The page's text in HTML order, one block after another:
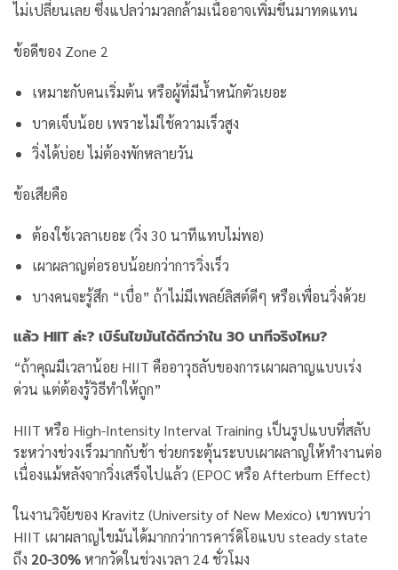
ไม่เปลี่ยนเลย ซึ่งแปลว่ามวลกล้ามเนื้ออาจเพิ่มขึ้นมาทดแทน
ข้อดีของ Zone 2
เหมาะกับคนเริ่มต้น หรือผู้ที่มีน้ำหนักตัวเยอะ
บาดเจ็บน้อย เพราะไม่ใช้ความเร็วสูง
วิ่งได้บ่อย ไม่ต้องพักหลายวัน
ข้อเสียคือ
ต้องใช้เวลาเยอะ (วิ่ง 30 นาทีแทบไม่พอ)
เผาผลาญต่อรอบน้อยกว่าการวิ่งเร็ว
บางคนจะรู้สึก “เบื่อ” ถ้าไม่มีเพลย์ลิสต์ดีๆ หรือเพื่อนวิ่งด้วย
แล้ว HIIT ล่ะ? เบิร์นไขมันได้ดีกว่าใน 30 นาทีจริงไหม?
“ถ้าคุณมีเวลาน้อย HIIT คืออาวุธลับของการเผาผลาญแบบเร่ง
ด่วน แต่ต้องรู้วิธีทำให้ถูก”
HIIT หรือ High-Intensity Interval Training เป็นรูปแบบที่สลับ
ระหว่างช่วงเร็วมากกับช้า ช่วยกระตุ้นระบบเผาผลาญให้ทำงานต่อ
เนื่องแม้หลังจากวิ่งเสร็จไปแล้ว (EPOC หรือ Afterburn Effect)
ในงานวิจัยของ Kravitz (University of New Mexico) เขาพบว่า
HIIT เผาผลาญไขมันได้มากกว่าการคาร์ดิโอแบบ steady state
ถึง 20-30%หากวัดในช่วงเวลา 24 ชั่วโมง